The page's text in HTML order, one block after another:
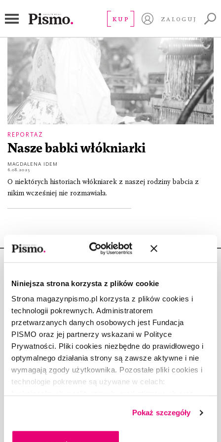
Niniejsza strona korzysta z plików cookie
Strona magazynpismo.pl korzysta z plików cookies i
technologii pokrewnych. Administratorem
przetwarzanych danych osobowych jest Fundacja
PISMO oraz jej partnerzy wskazani w Polityce
Prywatności. Pliki cookies niezbędne do prawidłowego i
optymalnego działania strony są zawsze aktywne i nie
wymagają zgody użytkownika. Pozostałe pliki cookies i
technologie pokrewne są używane w celach:
dobrowolną zgodę na pliki cookies i technologie
pokrewne, zgadzasz się na przechowywanie informacji
Pokaż szczegóły
KUP ZALOGUJ
REPORTAŻ
Nasze babki włókniarki
MAGDALENA IDEM
6.08.2025
O niektórych historiach włókniarek z naszej rodziny babcia z
nikim wcześniej nie rozmawiała.
Copyright © Fundacja Pismo
O „PIŚMIE”
ABOUT PISMO
GDZIE KUPIĆ „PISMO”?